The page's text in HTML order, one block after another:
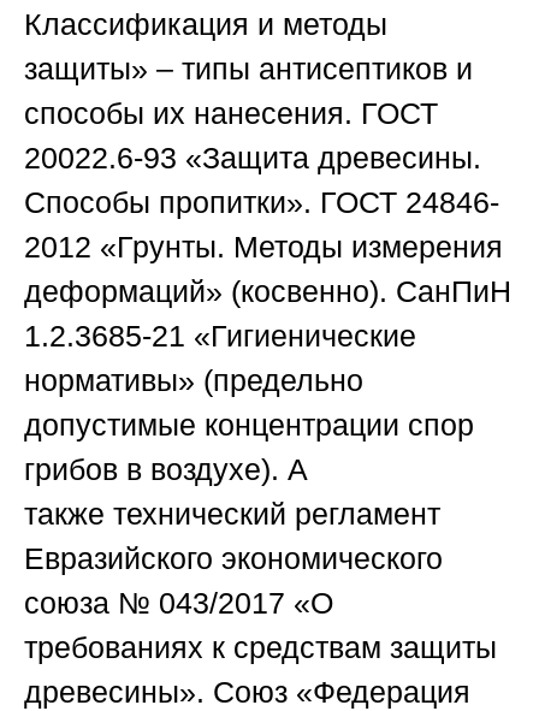
Классификация и методы
защиты» – типы антисептиков и
способы их нанесения. ГОСТ
20022.6-93 «Защита древесины.
Способы пропитки». ГОСТ 24846-
2012 «Грунты. Методы измерения
деформаций» (косвенно). СанПиН
1.2.3685-21 «Гигиенические
нормативы» (предельно
допустимые концентрации спор
грибов в воздухе). А
также технический регламент
Евразийского экономического
союза № 043/2017 «О
требованиях к средствам защиты
древесины». Союз «Федерация